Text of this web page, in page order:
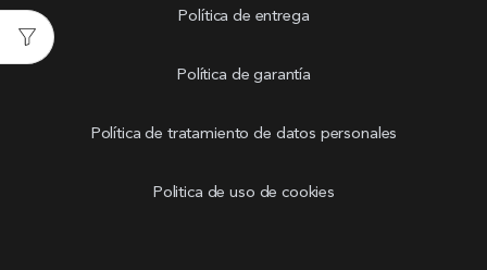
Política de entrega
Política de garantía
Política de tratamiento de datos personales
Politica de uso de cookies